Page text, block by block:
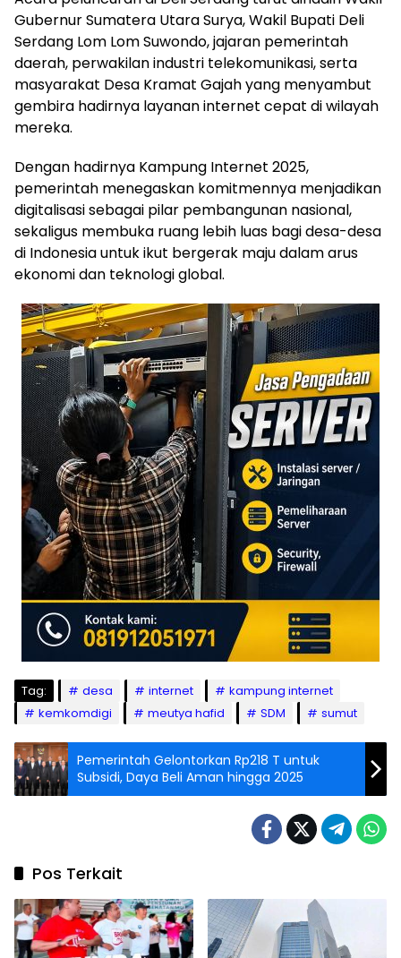
Gubernur Sumatera Utara Surya, Wakil Bupati Deli
Serdang Lom Lom Suwondo, jajaran pemerintah
daerah, perwakilan industri telekomunikasi, serta
masyarakat Desa Kramat Gajah yang menyambut
gembira hadirnya layanan internet cepat di wilayah
mereka.
Dengan hadirnya Kampung Internet 2025,
pemerintah menegaskan komitmennya menjadikan
digitalisasi sebagai pilar pembangunan nasional,
sekaligus membuka ruang lebih luas bagi desa-desa
di Indonesia untuk ikut bergerak maju dalam arus
ekonomi dan teknologi global.
Tag: desa internet
kampung internet
kemkomdigi
meutya hafid SDM sumut
Pemerintah Gelontorkan Rp218 T untuk
Subsidi, Daya Beli Aman hingga 2025
Pos Terkait